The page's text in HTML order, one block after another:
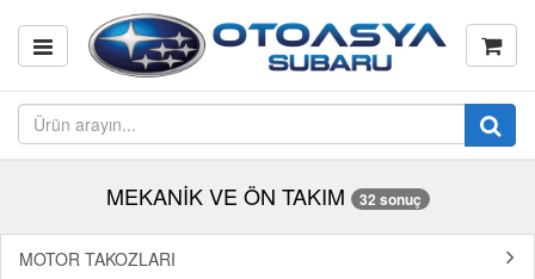
MEKANİK VE ÖN TAKIM 32 sonuç
MOTOR TAKOZLARI